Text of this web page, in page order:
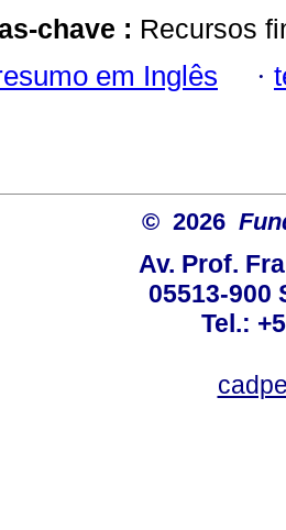
chave : Recursos
em Inglês ·
© 2026
Av. Prof.
05513-900
Tel.: